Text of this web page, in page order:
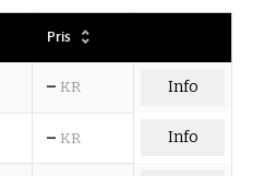
Pris
– KR Info
– KR Info